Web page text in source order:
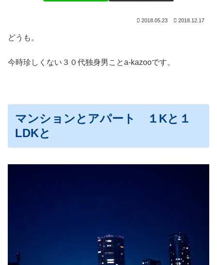
2018.05.23 2018.12.17
どうも。
今時珍しくない３０代独身男ことa-kazooです。
マンションとアパート １Kと１
LDKと